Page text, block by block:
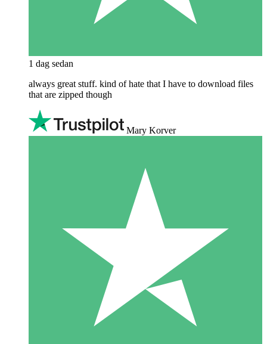
1 dag sedan
always great stuff. kind of hate that I have to download files
that are zipped though
Mary Korver